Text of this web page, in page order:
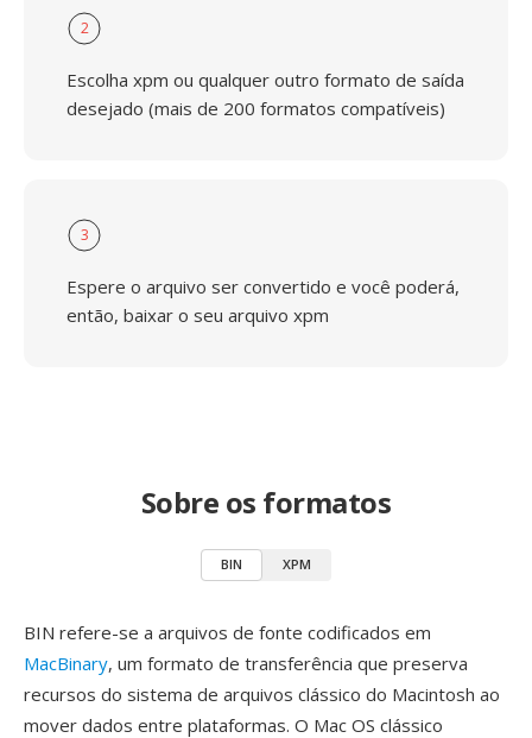
2
Escolha xpm ou qualquer outro formato de saída
desejado (mais de 200 formatos compatíveis)
3
Espere o arquivo ser convertido e você poderá,
então, baixar o seu arquivo xpm
Sobre os formatos
BIN XPM
BIN refere-se a arquivos de fonte codificados em
MacBinary, um formato de transferência que preserva
recursos do sistema de arquivos clássico do Macintosh ao
mover dados entre plataformas. O Mac OS clássico